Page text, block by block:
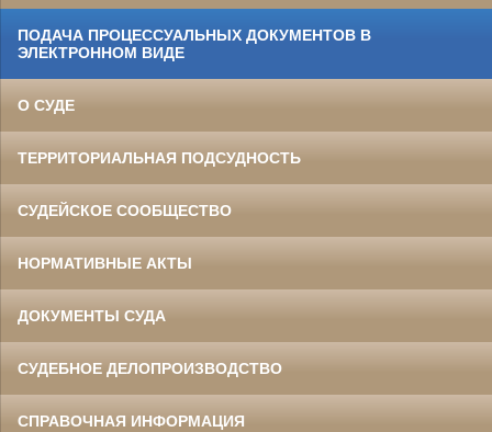
ПОДАЧА ПРОЦЕССУАЛЬНЫХ ДОКУМЕНТОВ В
ЭЛЕКТРОННОМ ВИДЕ
О СУДЕ
ТЕРРИТОРИАЛЬНАЯ ПОДСУДНОСТЬ
СУДЕЙСКОЕ СООБЩЕСТВО
НОРМАТИВНЫЕ АКТЫ
ДОКУМЕНТЫ СУДА
СУДЕБНОЕ ДЕЛОПРОИЗВОДСТВО
СПРАВОЧНАЯ ИНФОРМАЦИЯ